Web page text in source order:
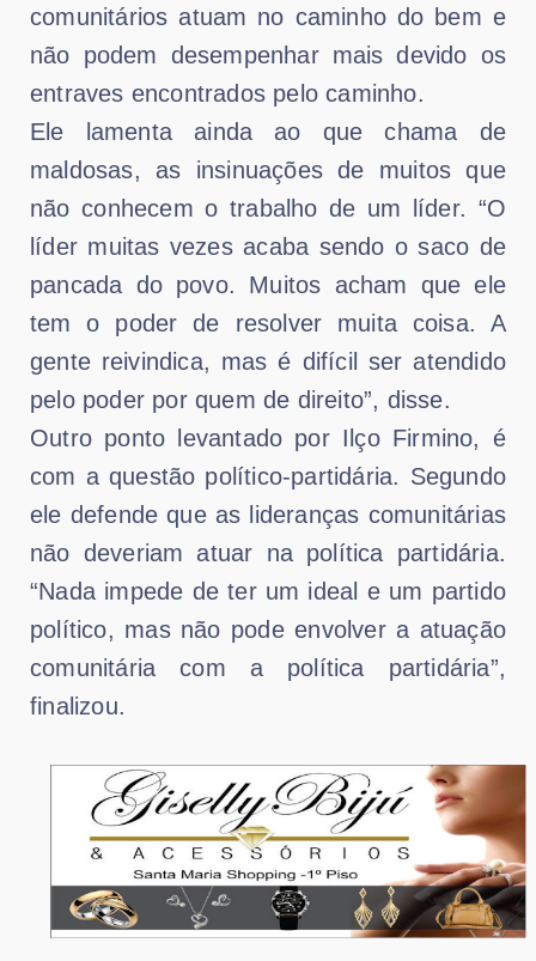
comunitários atuam no caminho do bem e
não podem desempenhar mais devido os
entraves encontrados pelo caminho.
Ele lamenta ainda ao que chama de
maldosas, as insinuações de muitos que
não conhecem o trabalho de um líder. “O
líder muitas vezes acaba sendo o saco de
pancada do povo. Muitos acham que ele
tem o poder de resolver muita coisa. A
gente reivindica, mas é difícil ser atendido
pelo poder por quem de direito”, disse.
Outro ponto levantado por Ilço Firmino, é
com a questão político-partidária. Segundo
ele defende que as lideranças comunitárias
não deveriam atuar na política partidária.
“Nada impede de ter um ideal e um partido
político, mas não pode envolver a atuação
comunitária com a política partidária”,
finalizou.